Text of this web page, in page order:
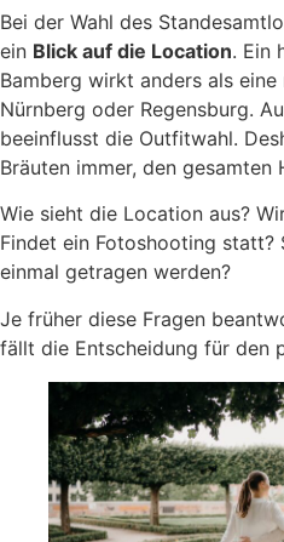
Bei der Wahl des
ein Blick auf die Location. Ein
Bamberg wirkt anders als
Nürnberg oder Regensburg.
beeinflusst die Outfitwahl.
Bräuten immer, den
Wie sieht die Location aus?
Findet ein Fotoshooting
einmal getragen werden?
Je früher diese Fragen
fällt die Entscheidung für den